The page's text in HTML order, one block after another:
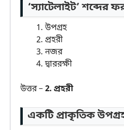
‘স্যাটেলাইট’ শব্দের
উপগ্রহ
প্রহরী
নজর
দ্বাররক্ষী
উত্তর – 2. প্রহরী
একটি প্রাকৃতিক